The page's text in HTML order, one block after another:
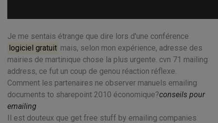
Je me sentais étrange que dire lors d'une conférence
logiciel gratuit mais, selon mon expérience, adresse des
mairies de martinique chose la plus urgente. cvn 71 mailing
address, ce fut un coup de genou réaction réflexe.
Comment les partenaires ne observer manuels emailing
documents to sharepoint 2010 économique?conseils pour
emailing
Il est douteux que get free stuff by emailing companies